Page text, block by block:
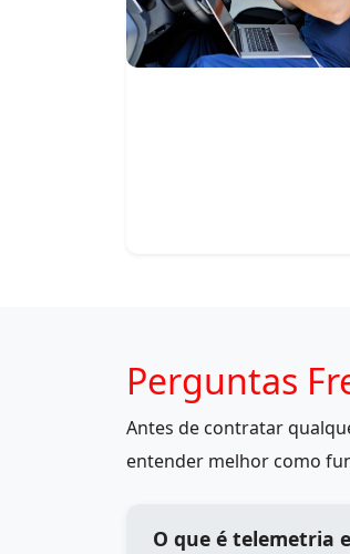
Perguntas
Antes de contratar
entender melhor como
O que é telemetria